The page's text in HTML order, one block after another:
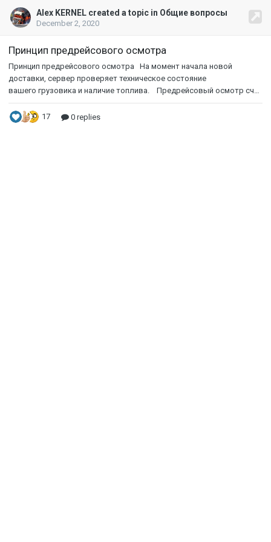
Alex KERNEL created a topic in Общие вопросы
December 2, 2020
Принцип предрейсового осмотра
Принцип предрейсового осмотра На момент начала новой
доставки, сервер проверяет техническое состояние
вашего грузовика и наличие топлива. Предрейсовый осмотр считается не пройденным в следующих случаях. Для прямых перевозок, заказов от World of Trucks, совместных доставок Повреждение грузовика более 15%; Штрафы Режимы «Ванильный» и «Упрощённый»: Деньги: -1000 XP: -500 TMR: -10 Режим «Симуляция»: Деньги: -175 XP: -250 TMR: -10 Для заказов агентств предрейсовый осмотр не проводится. Для мероприятий Повреждение грузовика более 5%; Топлива менее 80% относительно объема бака. Штрафы Режимы «Ванильный» и «Упрощённый»: Деньги: -2000 XP: -1000 TMR: -20 Режим «Симуляция»: Деньги: -250 XP: -500 TMR: -10 На мероприятиях, на которых был выдан грузовик, предрейсовый осмотр не проводится. Пропуск предрейсового осмотра считается нарушением, отражается на статистике и репутации. Процент повреждений грузовика считается исходя из расчёта повреждений по данным VTC.World, среднее значение повреждений всех узлов и агрегатов.
17 0 replies